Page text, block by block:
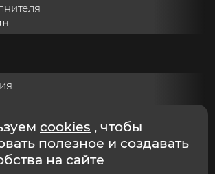
cookies , чтобы
полезное и создавать
на сайте